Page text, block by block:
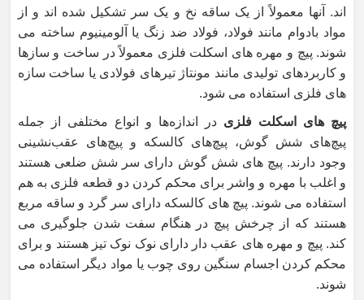
اند. آنها معمولاً از یک ساقه نخ و یک سر تشکیل شده اند و از
مواد بادوام مانند فولاد، فولاد ضد زنگ یا آلومینیوم ساخته می
شوند. پیچ و مهره های اسکلت فلزی معمولاً در ساخت و سازها
و کاربردهای تولیدی مانند مونتاژ تیرهای فولادی یا ساخت سازه
های فلزی استفاده می شود.
پیچ‌ های اسکلت فلزی در اندازه‌ها و انواع مختلفی از جمله
پیچ‌های شش گوش، پیچ‌های کالسکه و پیچ‌های عقب‌نشینی
وجود دارند. پیچ های شش گوش دارای سر شش ضلعی هستند
و اغلب با مهره و واشر برای محکم کردن دو قطعه فلزی به هم
استفاده می شوند. پیچ های کالسکه دارای سر گرد و ساقه مربع
هستند که از چرخش پیچ در هنگام سفت شدن جلوگیری می
کند. پیچ و مهره های عقب دار دارای نوک نوک تیز هستند و برای
محکم کردن اجسام سنگین روی چوب یا مواد دیگر استفاده می
شوند.